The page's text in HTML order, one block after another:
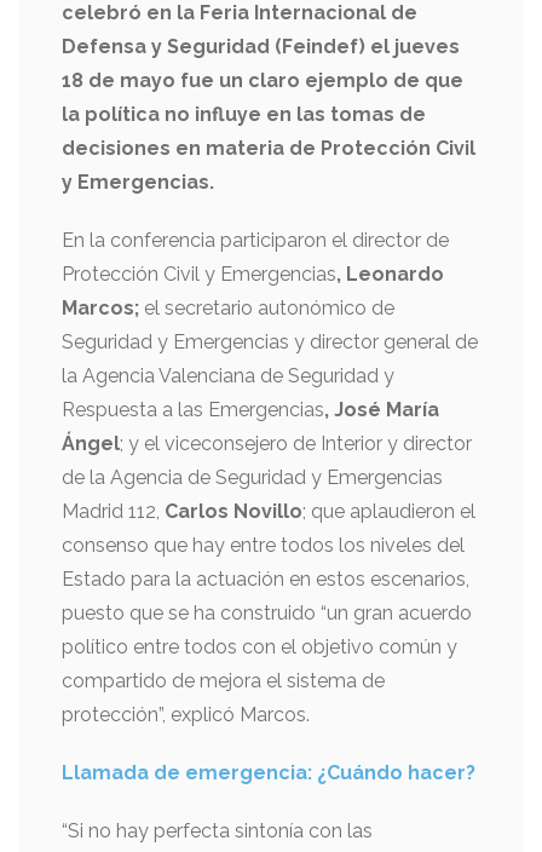
celebró en la Feria Internacional de
Defensa y Seguridad (Feindef) el jueves
18 de mayo fue un claro ejemplo de que
la política no influye en las tomas de
decisiones en materia de Protección Civil
y Emergencias.
En la conferencia participaron el director de
Protección Civil y Emergencias, Leonardo
Marcos; el secretario autonómico de
Seguridad y Emergencias y director general de
la Agencia Valenciana de Seguridad y
Respuesta a las Emergencias, José María
Ángel; y el viceconsejero de Interior y director
de la Agencia de Seguridad y Emergencias
Madrid 112, Carlos Novillo; que aplaudieron el
consenso que hay entre todos los niveles del
Estado para la actuación en estos escenarios,
puesto que se ha construido “un gran acuerdo
político entre todos con el objetivo común y
compartido de mejora el sistema de
protección”, explicó Marcos.
Llamada de emergencia: ¿Cuándo hacer?
“Si no hay perfecta sintonía con las